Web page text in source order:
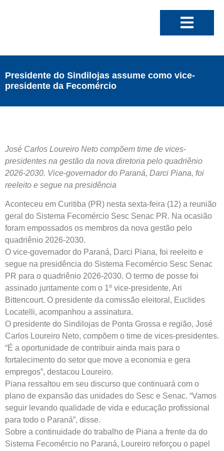
Presidente do Sindilojas assume como vice-
presidente da Fecomércio
José Carlos Loureiro Neto compõem time de vices-
presidentes na gestão da nova diretoria pelo quadriênio
2026-2030. Vice-governador do Paraná, Darci Piana, foi
reeleito e segue na presidência
Aconteceu em Curitiba (PR) nesta sexta-feira (12) a reunião
geral do Sistema Fecomércio Sesc Senac PR. Na ocasião
foram empossados os membros da nova gestão pelo
quadriênio 2026-2030.
O vice-governador do Paraná, Darci Piana, foi reeleito e
segue na presidência do Sistema Fecomércio Sesc Senac
PR para o quadriênio 2026-2030. O termo de posse foi
assinado juntamente com o 1º vice-presidente, Ari
Bittencourt. O presidente da comissão eleitoral, Euclides
Locatelli, acompanhou a assinatura.
O presidente do Sindilojas de Ponta Grossa e região, José
Carlos Loureiro Neto, compõem o time de vices-presidentes.
“É a oportunidade de contribuir ainda mais para o
fortalecimento do setor que move a economia e gera
empregos”, destacou Loureiro.
Piana ressaltou em seu discurso que continuará com o
plano de expansão das unidades do Sesc e Senac. “Vamos
seguir levando qualidade de vida e educação profissional
para todo o Paraná”, disse.
Sobre a continuidade do trabalho de Piana a frente da do
Sistema Fecomércio no Paraná, Loureiro reforçou o papel